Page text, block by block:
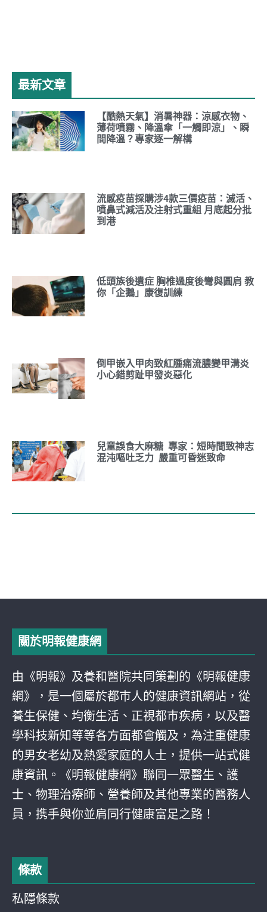
最新文章
【酷熱天氣】消暑神器：涼感衣物、
薄荷噴霧、降溫傘「一觸即涼」、瞬
間降溫？專家逐一解構
流感疫苗採購涉4款三價疫苗：滅活、
噴鼻式減活及注射式重組 月底起分批
到港
低頭族後遺症 胸椎過度後彎與圓肩 教
你「企鵝」康復訓練
倒甲嵌入甲肉致紅腫痛流膿變甲溝炎
小心錯剪趾甲發炎惡化
兒童誤食大麻糖 專家：短時間致神志
混沌嘔吐乏力 嚴重可昏迷致命
關於明報健康網
由《明報》及養和醫院共同策劃的《明報健康
網》，是一個屬於都巿人的健康資訊網站，從
養生保健、均衡生活、正視都巿疾病，以及醫
學科技新知等等各方面都會觸及，為注重健康
的男女老幼及熱愛家庭的人士，提供一站式健
康資訊。《明報健康網》聯同一眾醫生、護
士、物理治療師、營養師及其他專業的醫務人
員，携手與你並肩同行健康富足之路！
條款
私隱條款